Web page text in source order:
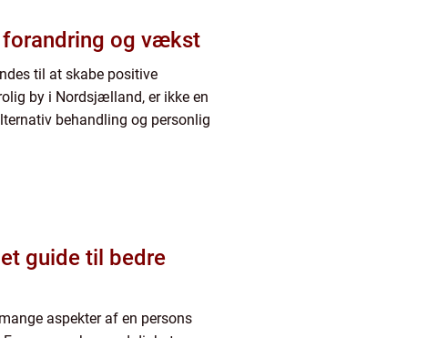
forandring og vækst
til at skabe positive
by i Nordsjælland, er ikke en
behandling og personlig
guide til bedre
aspekter af en persons